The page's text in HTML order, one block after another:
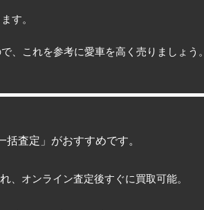
す。
、これを参考に愛車を高く売りましょう。
査定」がおすすめです。
、オンライン査定後すぐに買取可能。